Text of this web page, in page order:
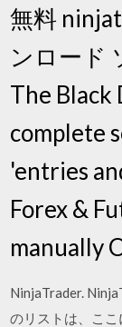
無料
ンロード
The Black
complete
'entries
Forex &
manually
NinjaTrader.
のリストは、こ